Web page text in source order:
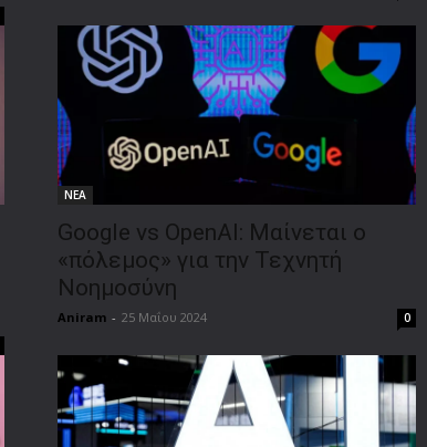
ΝΕΑ
Google vs OpenAI: Μαίνεται ο
«πόλεμος» για την Τεχνητή
Νοημοσύνη
Aniram - 25 Μαΐου 2024 0